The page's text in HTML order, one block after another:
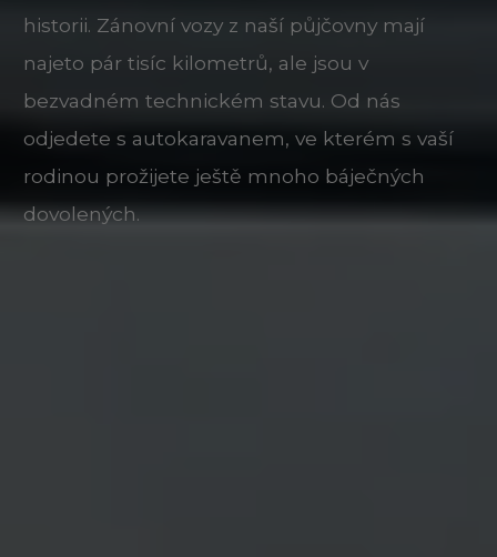
historii. Zánovní vozy z naší půjčovny mají
najeto pár tisíc kilometrů, ale jsou v
bezvadném technickém stavu. Od nás
odjedete s autokaravanem, ve kterém s vaší
rodinou prožijete ještě mnoho báječných
dovolených.